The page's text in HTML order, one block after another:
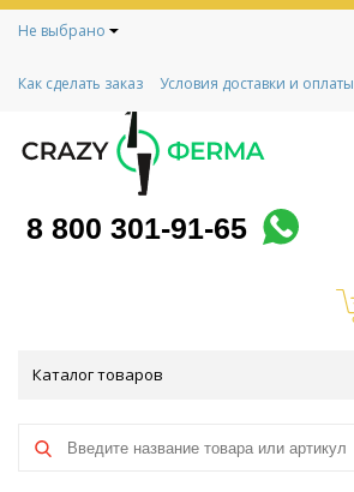
Не выбрано
Как сделать заказ Условия доставки и оплаты
Контакты
Социальный контракт
Любимая ферма
8 800 301-91-65
Каталог товаров